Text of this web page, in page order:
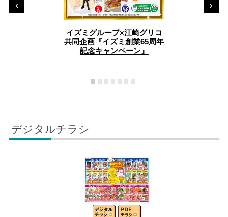
イズミグループ×江崎グリコ
共同企画『イズミ創業65周年
記念キャンペーン』
‹ ›
デジタルチラシ